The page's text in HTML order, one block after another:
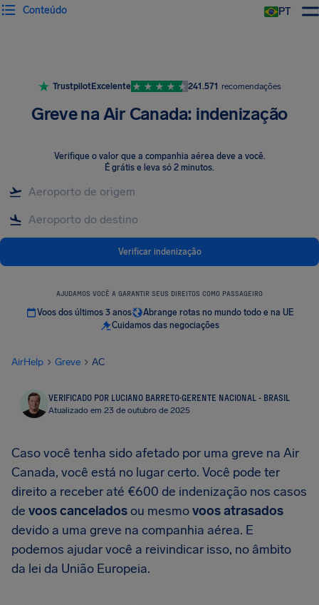
PT
Conteúdo
TrustpilotExcelente 241.571 recomendações
Greve na Air Canada: indenização
Verifique o valor que a companhia aérea deve a você.
É grátis e leva só 2 minutos.
Verificar indenização
AJUDAMOS VOCÊ A GARANTIR SEUS DIREITOS COMO PASSAGEIRO
Voos dos últimos 3 anos
Abrange rotas no mundo todo e na UE
Cuidamos das negociações
AirHelp Greve AC
VERIFICADO POR LUCIANO BARRETO·GERENTE NACIONAL - BRASIL
Atualizado em 23 de outubro de 2025
Caso você tenha sido afetado por uma greve na Air
Canada, você está no lugar certo. Você pode ter
direito a receber até €600 de indenização nos casos
de voos canceladosou mesmovoos atrasados
devido a uma greve na companhia aérea. E
podemos ajudar você a reivindicar isso, no âmbito
da lei da União Europeia.